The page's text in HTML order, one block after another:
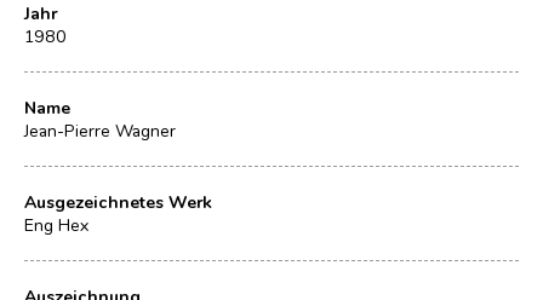
Jahr
1980
Name
Jean-Pierre Wagner
Ausgezeichnetes Werk
Eng Hex